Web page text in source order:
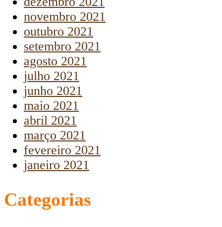
novembro 2021
outubro 2021
setembro 2021
agosto 2021
julho 2021
junho 2021
maio 2021
abril 2021
março 2021
fevereiro 2021
janeiro 2021
Categorias